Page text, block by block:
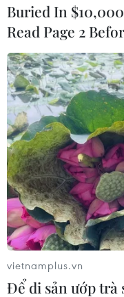
Quảng Trị: Tai
giáo mầm non
14/02/2020 04:00
Cô giáo Trần Thị Th
theo chiều ngược lại,
suối, bị hư hỏng nặng.
Buried In
Read Page 2
vietnamplus.vn
Để di sản ướp trà